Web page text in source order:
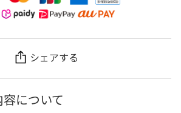
シェアする
について